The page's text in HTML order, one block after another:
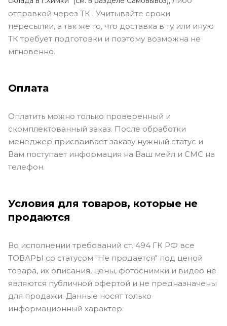
отправкой через ТК . Учитывайте сроки
пересылки, а так же то, что доставка в ту или иную
ТК требует подготовки и поэтому возможна не
мгновенно.
Оплата
Оплатить можно только проверенный и
скомплектованный заказ. После обработки
менеджер присваивает заказу нужный статус и
Вам поступает информация на Ваш мейл и СМС на
телефон.
Условия для товаров, которые не
продаются
Во исполнении требований ст. 494 ГК РФ все
ТОВАРЫ со статусом "Не продается" под ценой
товара, их описания, цены, фотоснимки и видео не
являются публичной офертой и не предназначены
для продажи. Данные носят только
информационный характер.